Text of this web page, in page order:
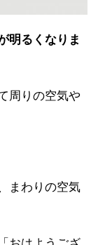
明るくなりま
周りの空気や
まわりの空気